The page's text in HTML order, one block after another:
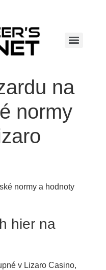
na
normy
normy a hodnoty
hier na
v Lizaro Casino,